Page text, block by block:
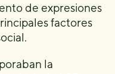
de expresiones
factores
la